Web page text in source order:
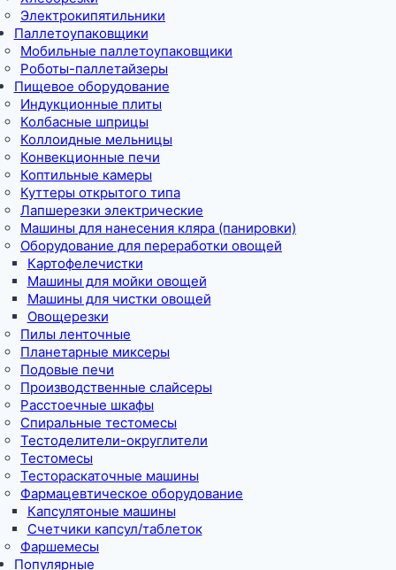
Электрокипятильники
Паллетоупаковщики
Мобильные паллетоупаковщики
Роботы-паллетайзеры
Пищевое оборудование
Индукционные плиты
Колбасные шприцы
Коллоидные мельницы
Конвекционные печи
Коптильные камеры
Куттеры открытого типа
Лапшерезки электрические
Машины для нанесения кляра (панировки)
Оборудование для переработки овощей
Картофелечистки
Машины для мойки овощей
Машины для чистки овощей
Овощерезки
Пилы ленточные
Планетарные миксеры
Подовые печи
Производственные слайсеры
Расстоечные шкафы
Спиральные тестомесы
Тестоделители-округлители
Тестомесы
Тестораскаточные машины
Фармацевтическое оборудование
Капсулятоные машины
Счетчики капсул/таблеток
Фаршемесы
Популярные